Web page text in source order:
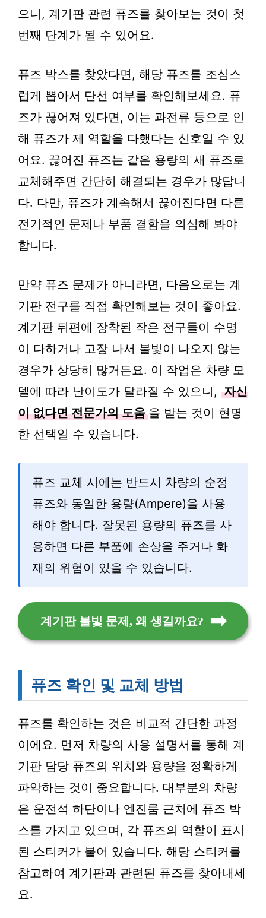
으니, 계기판 관련 퓨즈를 찾아보는 것이 첫
번째 단계가 될 수 있어요.
퓨즈 박스를 찾았다면, 해당 퓨즈를 조심스
럽게 뽑아서 단선 여부를 확인해보세요. 퓨
즈가 끊어져 있다면, 이는 과전류 등으로 인
해 퓨즈가 제 역할을 다했다는 신호일 수 있
어요. 끊어진 퓨즈는 같은 용량의 새 퓨즈로
교체해주면 간단히 해결되는 경우가 많답니
다. 다만, 퓨즈가 계속해서 끊어진다면 다른
전기적인 문제나 부품 결함을 의심해 봐야
합니다.
만약 퓨즈 문제가 아니라면, 다음으로는 계
기판 전구를 직접 확인해보는 것이 좋아요.
계기판 뒤편에 장착된 작은 전구들이 수명
이 다하거나 고장 나서 불빛이 나오지 않는
경우가 상당히 많거든요. 이 작업은 차량 모
델에 따라 난이도가 달라질 수 있으니, 자신
이 없다면 전문가의 도움 을 받는 것이 현명
한 선택일 수 있습니다.
퓨즈 교체 시에는 반드시 차량의 순정
퓨즈와 동일한 용량(Ampere)을 사용
해야 합니다. 잘못된 용량의 퓨즈를 사
용하면 다른 부품에 손상을 주거나 화
재의 위험이 있을 수 있습니다.
계기판 불빛 문제, 왜 생길까요?
퓨즈 확인 및 교체 방법
퓨즈를 확인하는 것은 비교적 간단한 과정
이에요. 먼저 차량의 사용 설명서를 통해 계
기판 담당 퓨즈의 위치와 용량을 정확하게
파악하는 것이 중요합니다. 대부분의 차량
은 운전석 하단이나 엔진룸 근처에 퓨즈 박
스를 가지고 있으며, 각 퓨즈의 역할이 표시
된 스티커가 붙어 있습니다. 해당 스티커를
참고하여 계기판과 관련된 퓨즈를 찾아내세
요.